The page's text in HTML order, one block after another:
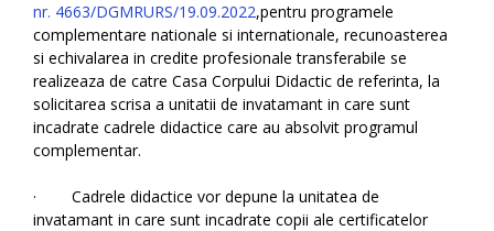
nr. 4663/DGMRURS/19.09.2022,pentru programele
complementare nationale si internationale, recunoasterea
si echivalarea in credite profesionale transferabile se
realizeaza de catre Casa Corpului Didactic de referinta, la
solicitarea scrisa a unitatii de invatamant in care sunt
incadrate cadrele didactice care au absolvit programul
complementar.
· Cadrele didactice vor depune la unitatea de
invatamant in care sunt incadrate copii ale certificatelor